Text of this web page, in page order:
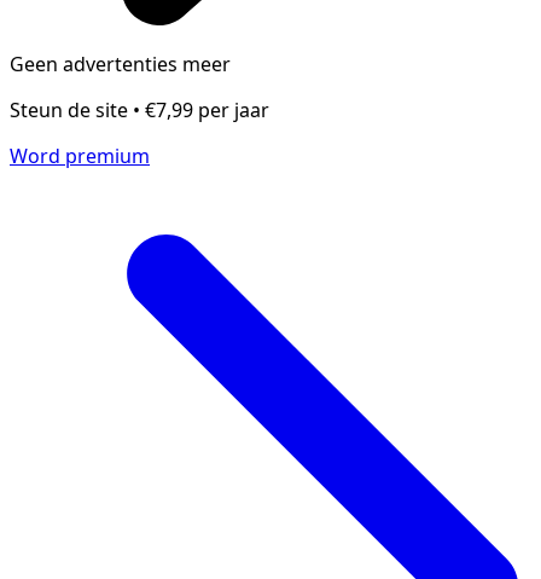
Geen advertenties meer
Steun de site • €7,99 per jaar
Word premium